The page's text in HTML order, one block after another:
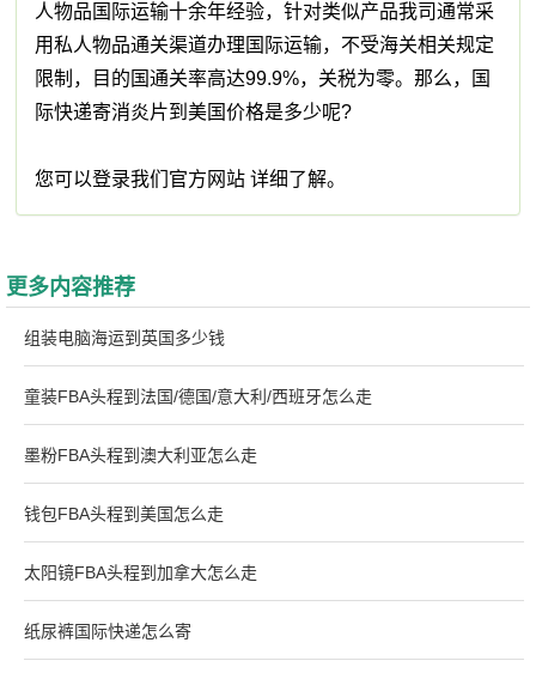
人物品国际运输十余年经验，针对类似产品我司通常采
用私人物品通关渠道办理国际运输，不受海关相关规定
限制，目的国通关率高达99.9%，关税为零。那么，国
际快递寄消炎片到美国价格是多少呢?
您可以登录我们官方网站 详细了解。
更多内容推荐
组装电脑海运到英国多少钱
童装FBA头程到法国/德国/意大利/西班牙怎么走
墨粉FBA头程到澳大利亚怎么走
钱包FBA头程到美国怎么走
太阳镜FBA头程到加拿大怎么走
纸尿裤国际快递怎么寄